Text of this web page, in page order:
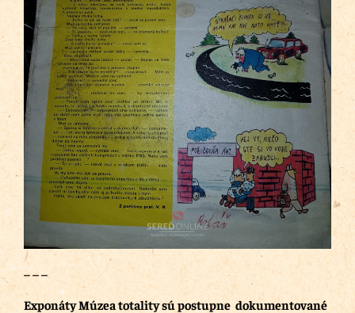
– – –
Exponáty Múzea totality sú postupne dokumentované